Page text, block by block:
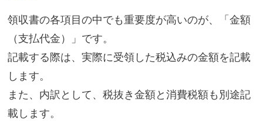
領収書の各項目の中でも重要度が高いのが、「金額
（支払代金）」です。
記載する際は、実際に受領した税込みの金額を記載
します。
また、内訳として、税抜き金額と消費税額も別途記
載します。